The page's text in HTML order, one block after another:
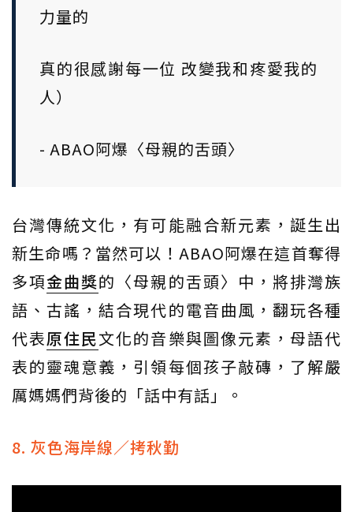
力量的
真的很感謝每一位 改變我和疼愛我的
人）
- ABAO阿爆〈母親的舌頭〉
台灣傳統文化，有可能融合新元素，誕生出
新生命嗎？當然可以！ABAO阿爆在這首奪得
多項金曲獎的〈母親的舌頭〉中，將排灣族
語、古謠，結合現代的電音曲風，翻玩各種
代表原住民文化的音樂與圖像元素，母語代
表的靈魂意義，引領每個孩子敲磚，了解嚴
厲媽媽們背後的「話中有話」。
8. 灰色海岸線／拷秋勤